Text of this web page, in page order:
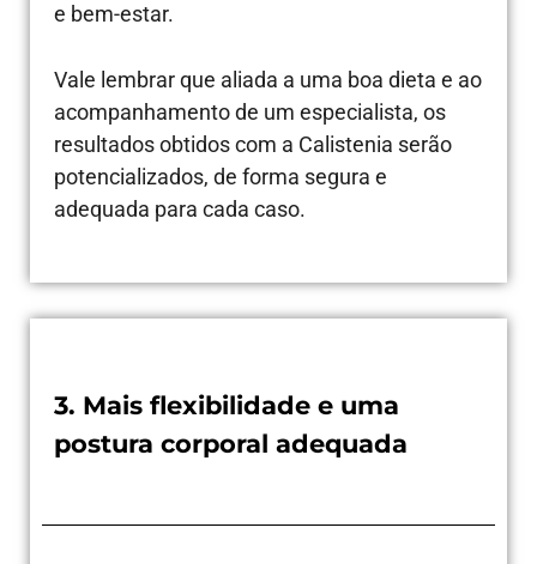
e bem-estar.
Vale lembrar que aliada a uma boa dieta e ao
acompanhamento de um especialista, os
resultados obtidos com a Calistenia serão
potencializados, de forma segura e
adequada para cada caso.
3. Mais flexibilidade e uma
postura corporal adequada